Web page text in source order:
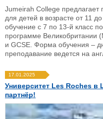
Jumeirah College предлагает
для детей в возрасте от 11
обучение с 7 по 13-й класс
программе Великобритании
и GCSE. Форма обучения –
преподавание ведется на
17.01.2025
Университет Les Roches
партнёр!